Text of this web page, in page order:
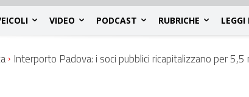
VIDEO PODCAST RUBRICHE
Interporto Padova: i soci pubblici ricapitalizzano per